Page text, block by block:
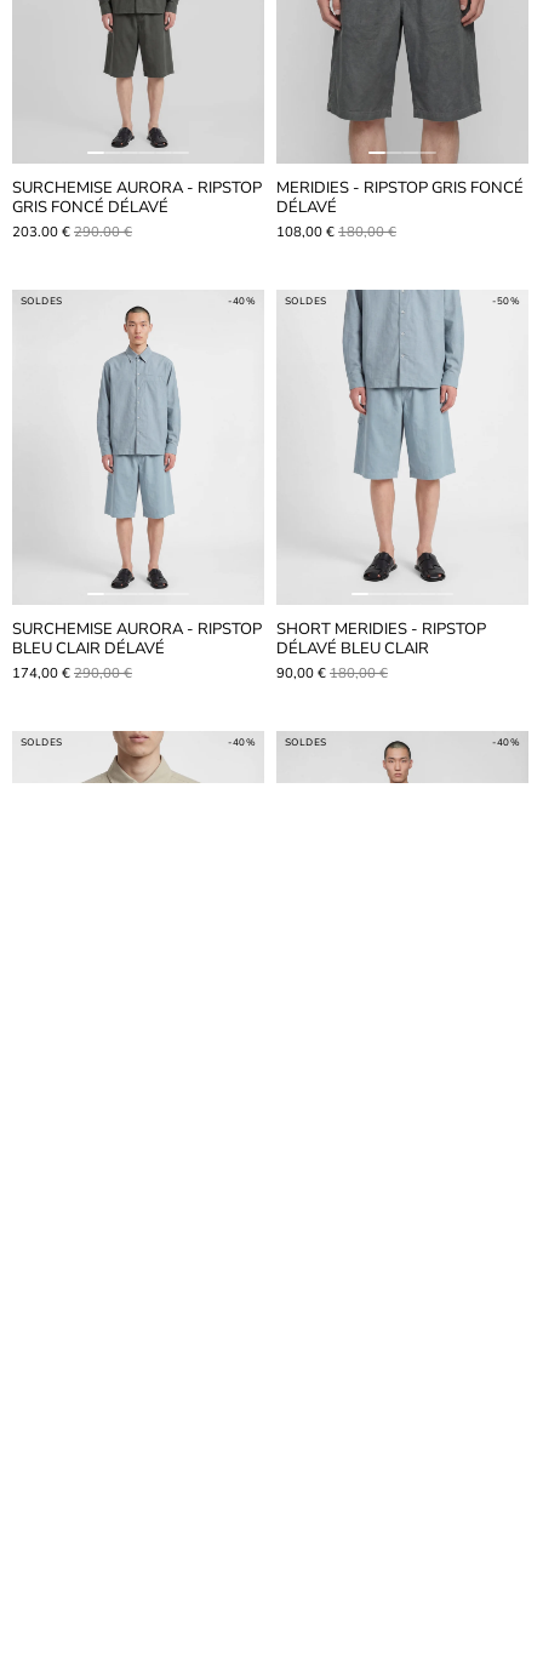
SURCHEMISE AURORA - RIPSTOP
GRIS FONCÉ DÉLAVÉ
203.00 € 290.00 €
MERIDIES - RIPSTOP GRIS FONCÉ
DÉLAVÉ
108,00 € 180,00 €
SOLDES -40%
SURCHEMISE AURORA - RIPSTOP
BLEU CLAIR DÉLAVÉ
174,00 € 290,00 €
SOLDES -50%
SHORT MERIDIES - RIPSTOP
DÉLAVÉ BLEU CLAIR
90,00 € 180,00 €
SOLDES -40% SOLDES -40%